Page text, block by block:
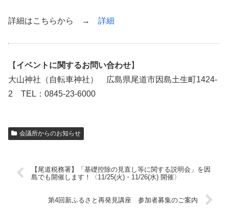
詳細はこちらから → 詳細
【 イベントに関するお問い合わせ】
大山神社（自転車神社） 広島県尾道市因島土生町1424-
2 TEL：0845-23-6000
会議所からのお知らせ
【尾道税務署】「基礎控除の見直し等に関する説明会」を因
島でも開催します！〈11/25(火)・11/26(水) 開催〉
第4回新ふるさと再発見講座 参加者募集のご案内